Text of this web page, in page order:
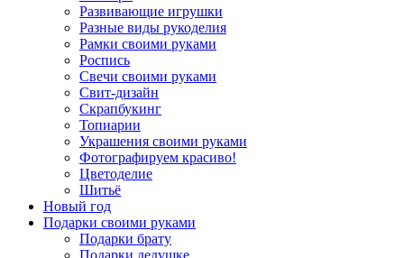
Развивающие игрушки
Разные виды рукоделия
Рамки своими руками
Роспись
Свечи своими руками
Свит-дизайн
Скрапбукинг
Топиарии
Украшения своими руками
Фотографируем красиво!
Цветоделие
Шитьё
Новый год
Подарки своими руками
Подарки брату